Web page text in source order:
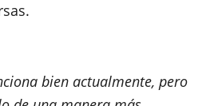
bien actualmente, pero